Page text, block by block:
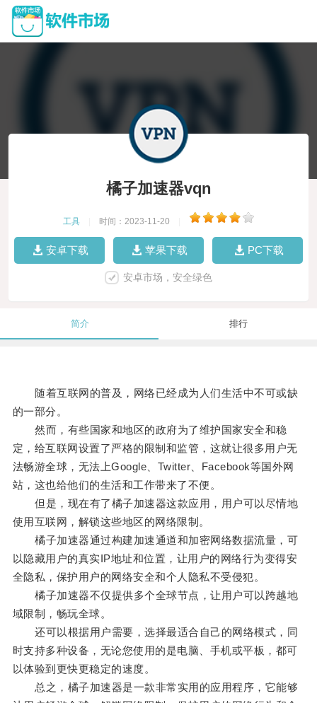
橘子加速器vqn
工具 时间：2023-11-20
安卓下载 苹果下载 PC下载
安卓市场，安全绿色
简介 排行
随着互联网的普及，网络已经成为人们生活中不可或缺
的一部分。
然而，有些国家和地区的政府为了维护国家安全和稳
定，给互联网设置了严格的限制和监管，这就让很多用户无
法畅游全球，无法上Google、Twitter、Facebook等国外网
站，这也给他们的生活和工作带来了不便。
但是，现在有了橘子加速器这款应用，用户可以尽情地
使用互联网，解锁这些地区的网络限制。
橘子加速器通过构建加速通道和加密网络数据流量，可
以隐藏用户的真实IP地址和位置，让用户的网络行为变得安
全隐私，保护用户的网络安全和个人隐私不受侵犯。
橘子加速器不仅提供多个全球节点，让用户可以跨越地
域限制，畅玩全球。
还可以根据用户需要，选择最适合自己的网络模式，同
时支持多种设备，无论您使用的是电脑、手机或平板，都可
以体验到更快更稳定的速度。
总之，橘子加速器是一款非常实用的应用程序，它能够